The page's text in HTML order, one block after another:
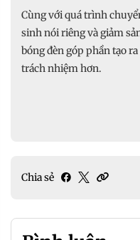
Cùng với quá trình
sinh nói riêng và giảm
bóng đèn góp phần tạo
trách nhiệm hơn.
Chia sẻ